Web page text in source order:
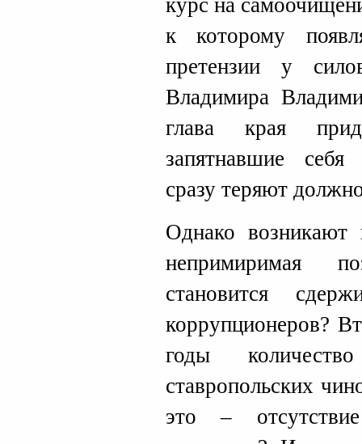
курс на
к которому
претензии у
Владимира
глава края
запятнавшие себя
сразу теряют
Однако
непримиримая
становится
коррупционеров?
годы
ставропольских
это –